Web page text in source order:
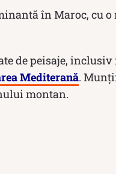
în Maroc, cu
de peisaje,
Mediterană.
montan.